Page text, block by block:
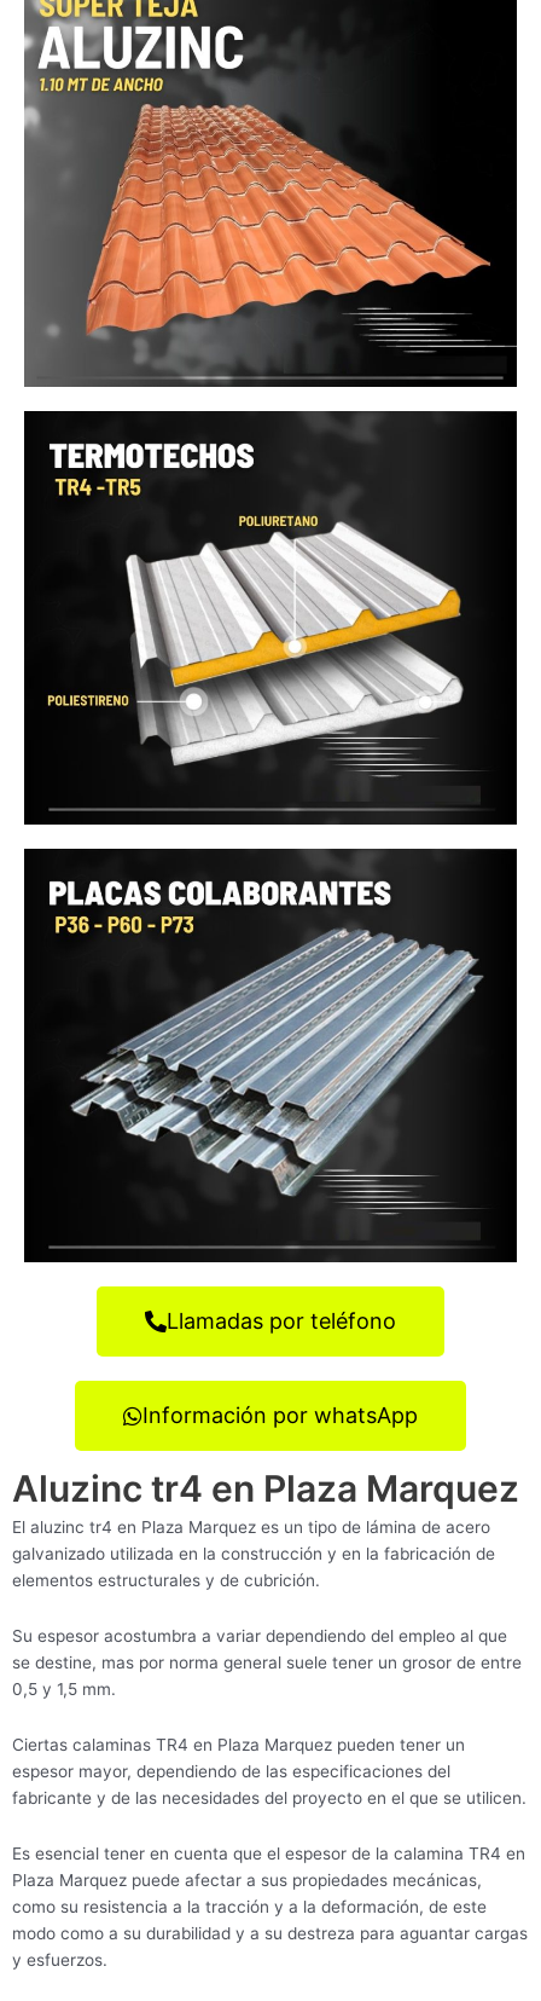
Llamadas por teléfono
Información por whatsApp
Aluzinc tr4 en Plaza Marquez
El aluzinc tr4 en Plaza Marquez es un tipo de lámina de acero
galvanizado utilizada en la construcción y en la fabricación de
elementos estructurales y de cubrición.
Su espesor acostumbra a variar dependiendo del empleo al que
se destine, mas por norma general suele tener un grosor de entre
0,5 y 1,5 mm.
Ciertas calaminas TR4 en Plaza Marquez pueden tener un
espesor mayor, dependiendo de las especificaciones del
fabricante y de las necesidades del proyecto en el que se utilicen.
Es esencial tener en cuenta que el espesor de la calamina TR4 en
Plaza Marquez puede afectar a sus propiedades mecánicas,
como su resistencia a la tracción y a la deformación, de este
modo como a su durabilidad y a su destreza para aguantar cargas
y esfuerzos.